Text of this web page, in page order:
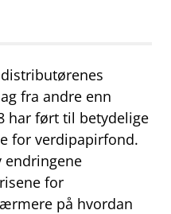
fra andre enn
har ført til betydelige
for verdipapirfond.
endringene
for
på hvordan